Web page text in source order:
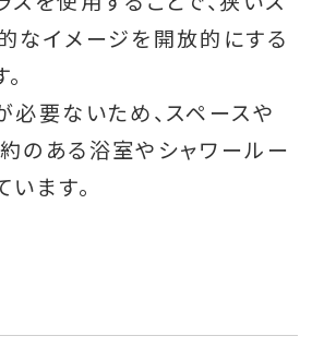
なイメージを開放的にする
必要ないため、スペースや
のある浴室やシャワールー
ます。